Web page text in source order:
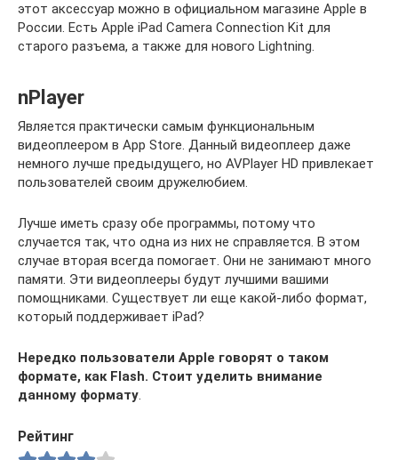
этот аксессуар можно в официальном магазине Apple в
России. Есть Apple iPad Camera Connection Kit для
старого разъема, а также для нового Lightning.
nPlayer
Является практически самым функциональным
видеоплеером в App Store. Данный видеоплеер даже
немного лучше предыдущего, но AVPlayer HD привлекает
пользователей своим дружелюбием.
Лучше иметь сразу обе программы, потому что
случается так, что одна из них не справляется. В этом
случае вторая всегда помогает. Они не занимают много
памяти. Эти видеоплееры будут лучшими вашими
помощниками. Существует ли еще какой-либо формат,
который поддерживает iPad?
Нередко пользователи Apple говорят о таком
формате, как Flash. Стоит уделить внимание
данному формату.
Рейтинг